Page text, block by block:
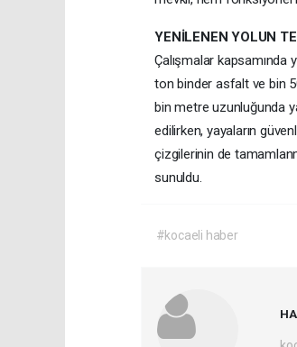
YENİLENEN YOLUN
Çalışmalar
ton binder asfalt ve bin
bin metre uzunluğunda
edilirken, yayaların
çizgilerinin de
sunuldu.
#kocaeli haber